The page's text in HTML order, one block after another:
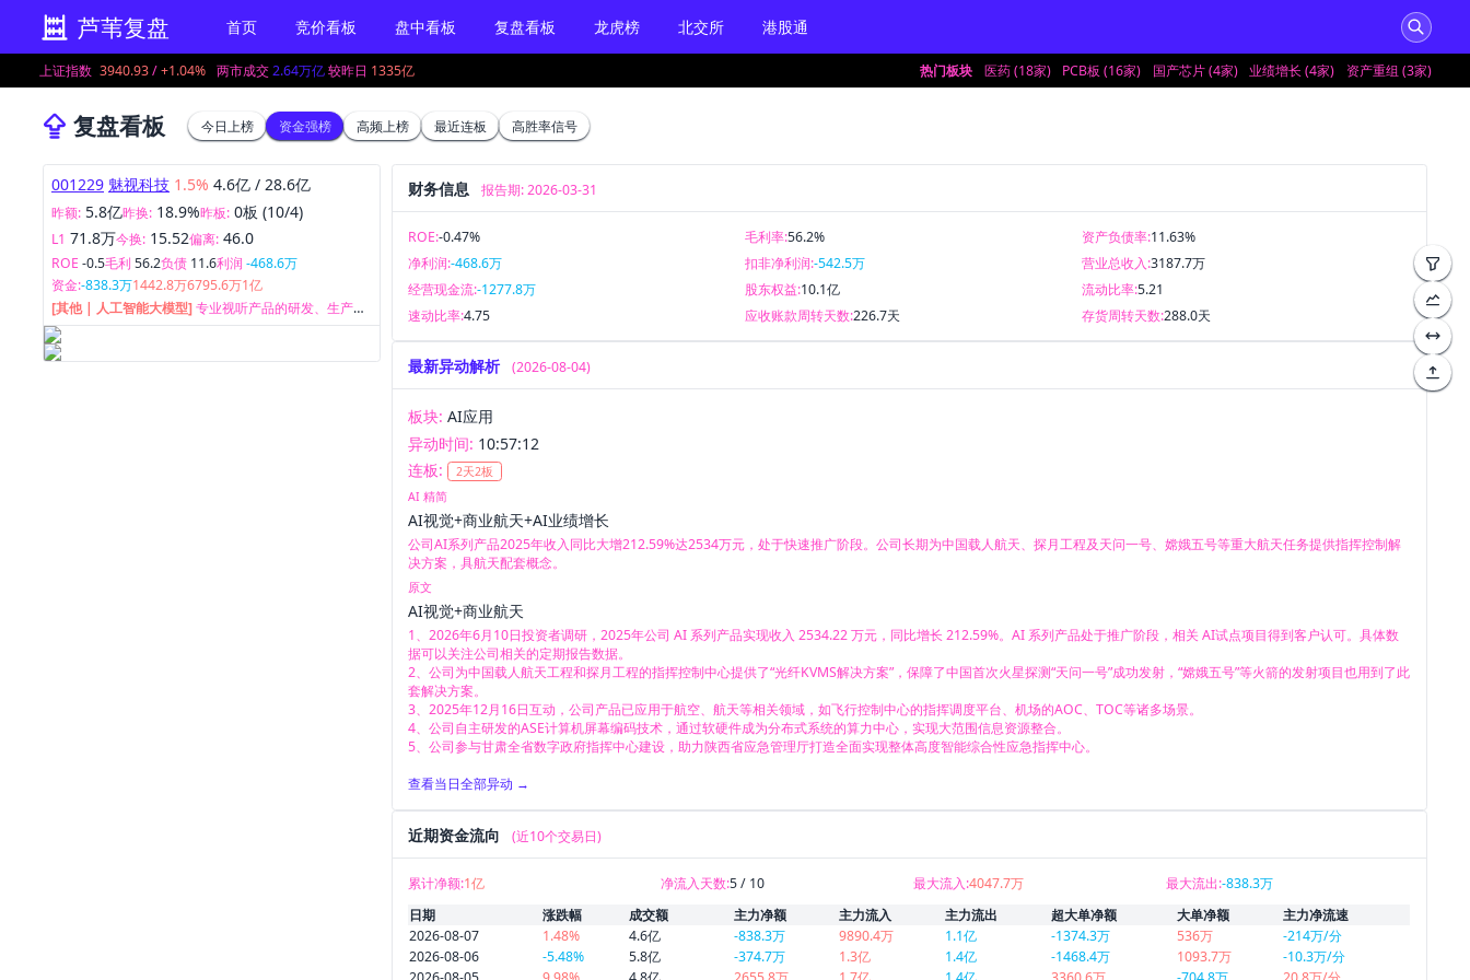
芦苇复盘 首页 竞价看板 盘中看板 复盘看板 龙虎榜 北交所 港股通
上证指数 3940.93 /+1.04% 两市成交2.64万亿较昨日 1335亿 热门板块 医药 (18家) PCB板 (16家) 国产芯片 (4家) 业绩增长 (4家) 资产重组 (3家)
复盘看板 今日上榜 资金强榜 高频上榜 最近连板 高胜率信号
001229 魅视科技 1.5% 4.6亿 / 28.6亿
昨额: 5.8亿昨换: 18.9%昨板: 0板 (10/4)
L1 71.8万今换: 15.52偏离: 46.0
ROE -0.5毛利 56.2负债 11.6利润 -468.6万
资金:-838.3万1442.8万6795.6万1亿
[其他 | 人工智能大模型]专业视听产品的研发、生产、
销售及应用。
财务信息 报告期: 2026-03-31
ROE:-0.47% 毛利率:56.2% 资产负债率:11.63%
净利润:-468.6万 扣非净利润:-542.5万 营业总收入:3187.7万
经营现金流:-1277.8万 股东权益:10.1亿 流动比率:5.21
速动比率:4.75 应收账款周转天数:226.7天 存货周转天数:288.0天
最新异动解析 (2026-08-04)
板块: AI应用
异动时间: 10:57:12
连板:
2天2板
AI 精简
AI视觉+商业航天+AI业绩增长
公司AI系列产品2025年收入同比大增212.59%达2534万元，处于快速推广阶段。公司长期为中国载人航天、探月工程及天问一号、嫦娥五号等重大航天任务提供指挥控制解
决方案，具航天配套概念。
原文
AI视觉+商业航天
1、2026年6月10日投资者调研，2025年公司 AI 系列产品实现收入 2534.22 万元，同比增长 212.59%。AI 系列产品处于推广阶段，相关 AI试点项目得到客户认可。具体数
据可以关注公司相关的定期报告数据。
2、公司为中国载人航天工程和探月工程的指挥控制中心提供了“光纤KVMS解决方案”，保障了中国首次火星探测“天问一号”成功发射，“嫦娥五号”等火箭的发射项目也用到了此
套解决方案。
3、2025年12月16日互动，公司产品已应用于航空、航天等相关领域，如飞行控制中心的指挥调度平台、机场的AOC、TOC等诸多场景。
4、公司自主研发的ASE计算机屏幕编码技术，通过软硬件成为分布式系统的算力中心，实现大范围信息资源整合。
5、公司参与甘肃全省数字政府指挥中心建设，助力陕西省应急管理厅打造全面实现整体高度智能综合性应急指挥中心。
查看当日全部异动 →
近期资金流向 (近10个交易日)
累计净额:1亿 净流入天数:5 / 10 最大流入:4047.7万 最大流出:-838.3万
日期
涨跌幅 成交额 主力净额 主力流入 主力流出 超大单净额 大单净额
主力净流速
2026-08-07
1.48% 4.6亿 -838.3万 9890.4万 1.1亿 -1374.3万 536万
-214万/分
2026-08-06
-5.48% 5.8亿 -374.7万 1.3亿 1.4亿 -1468.4万 1093.7万
-10.3万/分